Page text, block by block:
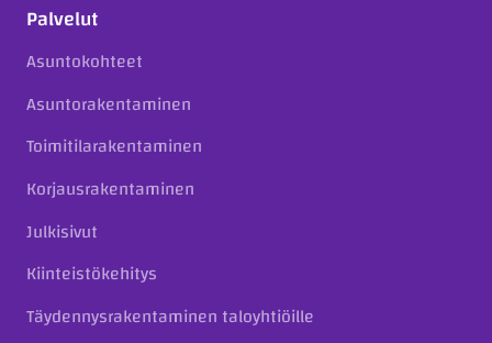
Palvelut
Asuntokohteet
Asuntorakentaminen
Toimitilarakentaminen
Korjausrakentaminen
Julkisivut
Kiinteistökehitys
Täydennysrakentaminen taloyhtiöille